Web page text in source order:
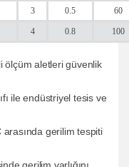
3 0.5 60
4 0.8 100
ölçüm aletleri güvenlik
ile endüstriyel tesis ve
arasında gerilim tespiti